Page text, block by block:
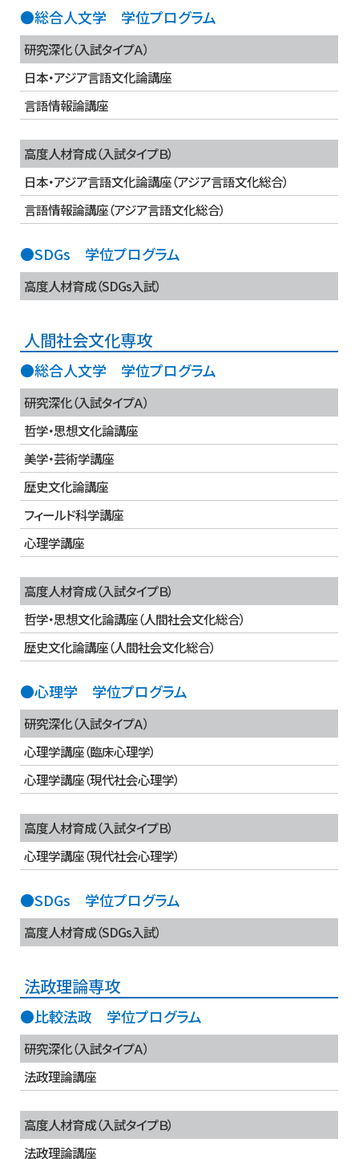
●総合人文学 学位プログラム
研究深化（入試タイプＡ）
日本・アジア言語文化論講座
言語情報論講座
高度人材育成（入試タイプＢ）
日本・アジア言語文化論講座（アジア言語文化総合）
言語情報論講座（アジア言語文化総合）
●SDGs 学位プログラム
高度人材育成（SDGs入試）
人間社会文化専攻
●総合人文学 学位プログラム
研究深化（入試タイプＡ）
哲学・思想文化論講座
美学・芸術学講座
歴史文化論講座
フィールド科学講座
心理学講座
高度人材育成（入試タイプＢ）
哲学・思想文化論講座（人間社会文化総合）
歴史文化論講座（人間社会文化総合）
●心理学 学位プログラム
研究深化（入試タイプＡ）
心理学講座（臨床心理学）
心理学講座（現代社会心理学）
高度人材育成（入試タイプＢ）
心理学講座（現代社会心理学）
●SDGs 学位プログラム
高度人材育成（SDGs入試）
法政理論専攻
●比較法政 学位プログラム
研究深化（入試タイプＡ）
法政理論講座
高度人材育成（入試タイプＢ）
法政理論講座